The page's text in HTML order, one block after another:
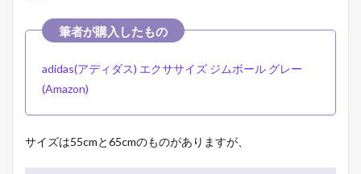
adidas(アディダス) エクササイズ ジムボール グレー
(Amazon)
サイズは55cmと65cmのものがありますが、